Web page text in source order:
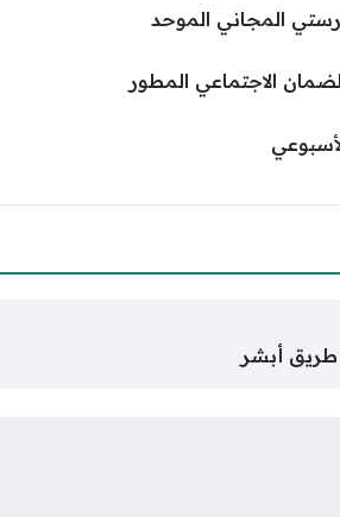
المجاني الموحد
الاجتماعي المطور
أبشر